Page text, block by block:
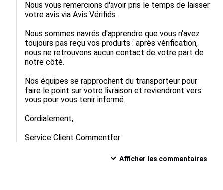
Nous vous remercions d'avoir pris le temps de laisser
votre avis via Avis Vérifiés.
Nous sommes navrés d'apprendre que vous n'avez
toujours pas reçu vos produits : après vérification,
nous ne retrouvons aucun contact de votre part de
notre côté.
Nos équipes se rapprochent du transporteur pour
faire le point sur votre livraison et reviendront vers
vous pour vous tenir informé.
Cordialement,
Service Client Commentfer
Afficher les commentaires